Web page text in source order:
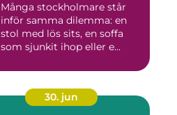
Många stockholmare står
inför samma dilemma: en
stol med lös sits, en soffa
som sjunkit ihop eller e...
30. jun